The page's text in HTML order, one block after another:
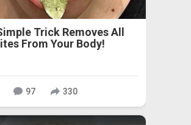
Trick Removes All
From Your Body!
97 330